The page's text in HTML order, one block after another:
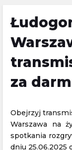
za
Obejrzyj
Warszawa na
spotkania
dniu 25.06.2025